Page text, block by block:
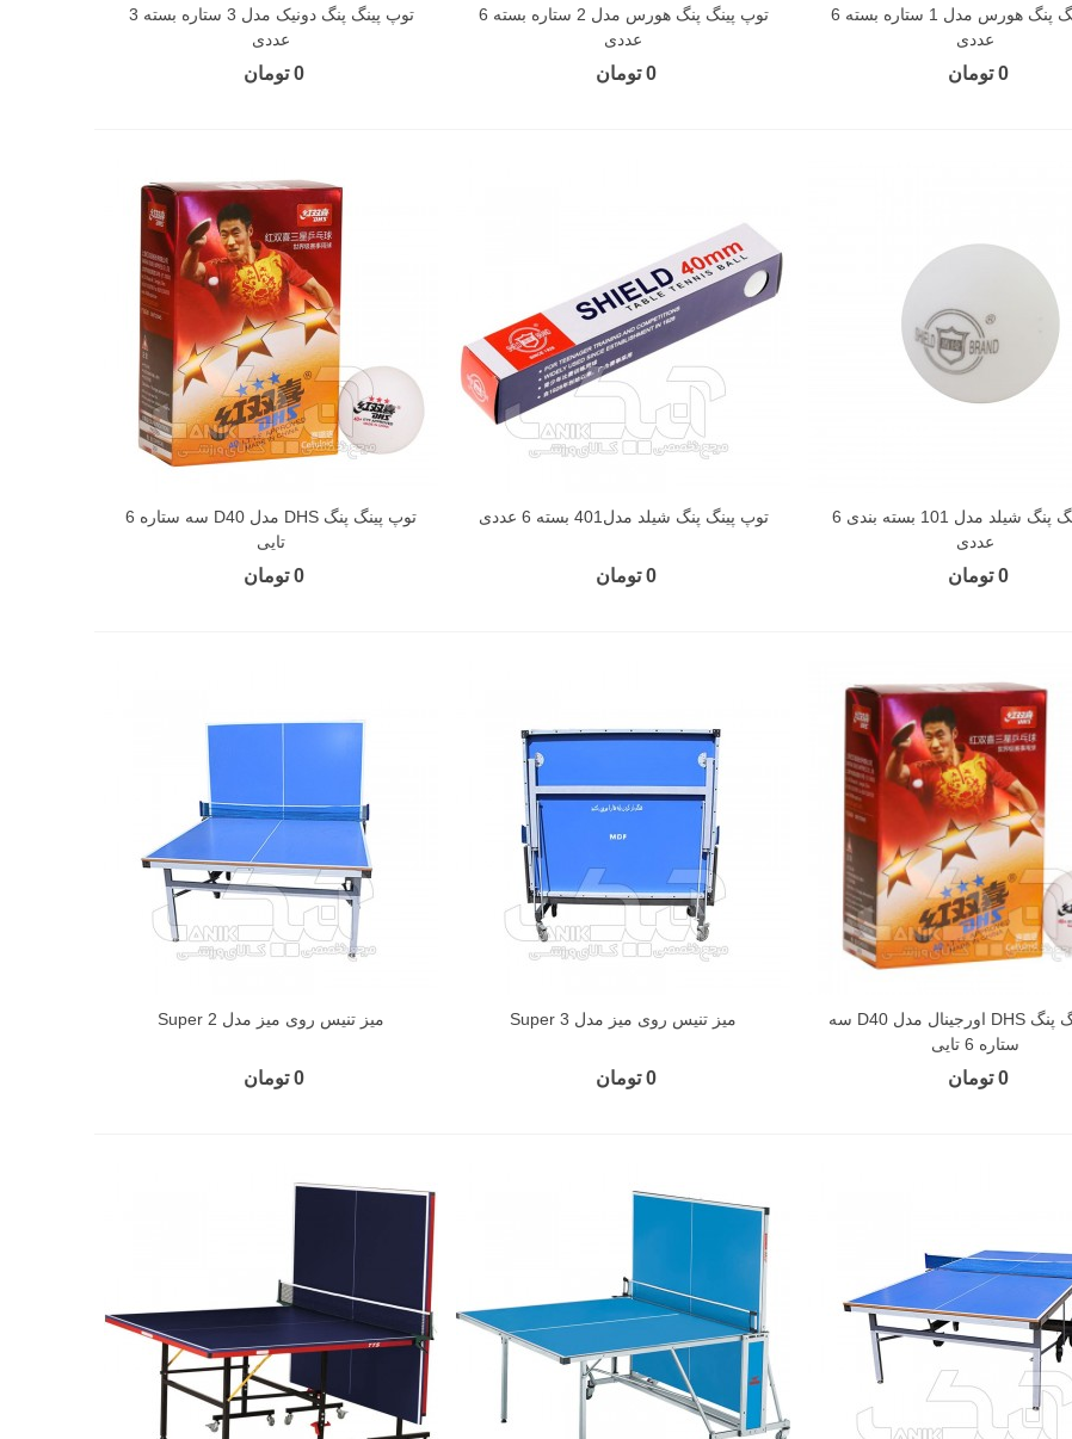
توپ پینگ پنگ هورس مدل 1 ستاره بسته 6
عددی
0 تومان
توپ پینگ پنگ هورس مدل 2 ستاره بسته 6
عددی
0 تومان
توپ پینگ پنگ دونیک مدل 3 ستاره بسته 3
عددی
0 تومان
توپ پینگ پنگ شیلد مدل 101 بسته بندی 6
عددی
0 تومان
توپ پینگ پنگ شیلد مدل401 بسته 6 عددی
0 تومان
توپ پينگ پنگ DHS مدل D40 سه ستاره 6
تایی
0 تومان
توپ پينگ پنگ DHS اورجینال مدل D40 سه
ستاره 6 تایی
0 تومان
میز تنیس روی میز مدل Super 3
0 تومان
میز تنیس روی میز مدل Super 2
0 تومان